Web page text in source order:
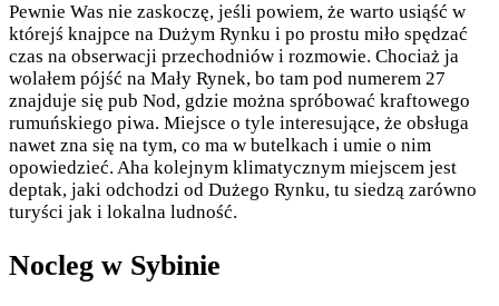
Pewnie Was nie zaskoczę, jeśli powiem, że warto usiąść w
którejś knajpce na Dużym Rynku i po prostu miło spędzać
czas na obserwacji przechodniów i rozmowie. Chociaż ja
wolałem pójść na Mały Rynek, bo tam pod numerem 27
znajduje się pub Nod, gdzie można spróbować kraftowego
rumuńskiego piwa. Miejsce o tyle interesujące, że obsługa
nawet zna się na tym, co ma w butelkach i umie o nim
opowiedzieć. Aha kolejnym klimatycznym miejscem jest
deptak, jaki odchodzi od Dużego Rynku, tu siedzą zarówno
turyści jak i lokalna ludność.
Nocleg w Sybinie